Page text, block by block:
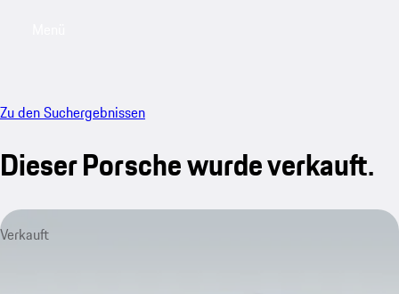
Zu den Suchergebnissen
Dieser Porsche wurde verkauft.
Verkauft